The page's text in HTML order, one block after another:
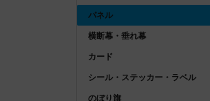
パネル
横断幕・垂れ幕
カード
シール・ステッカー・ラベル
のぼり旗